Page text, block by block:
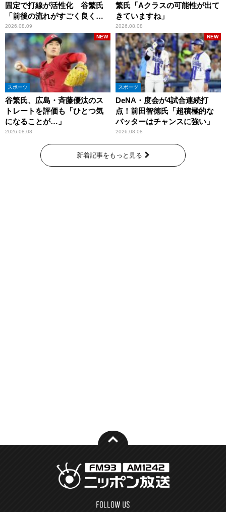
固定で打線が活性化 谷繁氏
「前後の流れがすごく良くな
りましたね」
2026.08.09
繁氏「Aクラスの可能性が出て
きていますね」
2026.08.08
スポーツ
谷繁氏、広島・斉藤優汰のス
トレートを評価も「ひとつ気
になることが…」
2026.08.08
NEW
スポーツ
DeNA・度会が4試合連続打
点！前田智徳氏「超積極的な
バッターはチャンスに強い」
2026.08.08
NEW
新着記事をもっと見る